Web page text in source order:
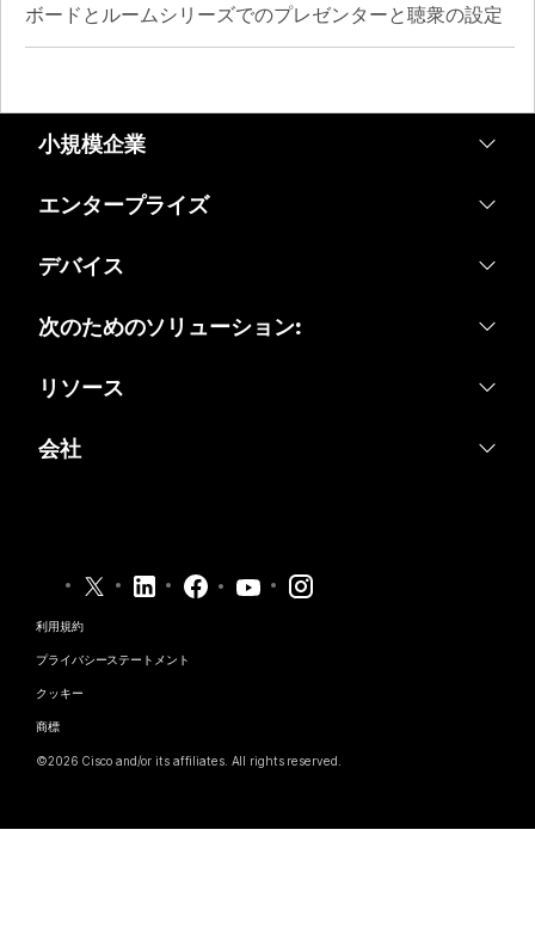
ボードとルームシリーズでのプレゼンターと聴衆の設定
小規模企業
Calling
エンタープライズ
Meetings
Contact Center
デバイス
アクセサリ
次のためのソリューション:
フロントライン
リソース
Webex Community
会社
セールスに問い合わせ
キャリア
利用規約
プライバシーステートメント
クッキー
商標
©2026 Cisco and/or its affiliates. All rights reserved.